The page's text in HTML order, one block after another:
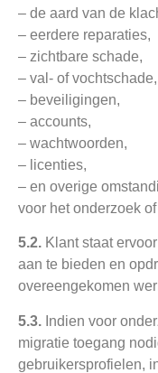
– de aard van de
– eerdere reparaties,
– zichtbare schade,
– val- of vochtschade,
– beveiligingen,
– accounts,
– wachtwoorden,
– licenties,
– en overige
voor het onderzoek
5.2. Klant staat
aan te bieden en
overeengekomen
5.3. Indien voor
migratie toegang
gebruikersprofielen,